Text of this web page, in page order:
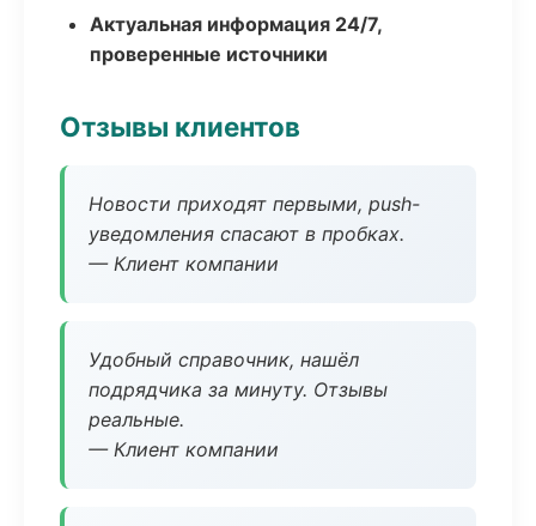
Актуальная информация 24/7,
проверенные источники
Отзывы клиентов
Новости приходят первыми, push-
уведомления спасают в пробках.
— Клиент компании
Удобный справочник, нашёл
подрядчика за минуту. Отзывы
реальные.
— Клиент компании